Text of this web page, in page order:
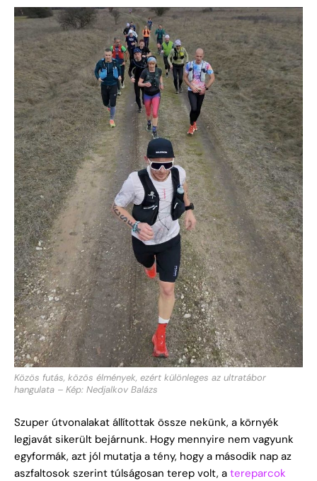
Közös futás, közös élmények, ezért különleges az ultratábor
hangulata – Kép: Nedjalkov Balázs
Szuper útvonalakat állítottak össze nekünk, a környék
legjavát sikerült bejárnunk. Hogy mennyire nem vagyunk
egyformák, azt jól mutatja a tény, hogy a második nap az
aszfaltosok szerint túlságosan terep volt, a tereparcok